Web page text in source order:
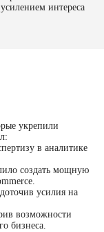
интереса
укрепили
в аналитике
создать мощную
усилия на
возможности
бизнеса.